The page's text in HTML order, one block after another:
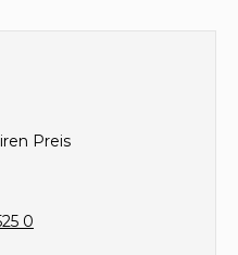
Preis
0